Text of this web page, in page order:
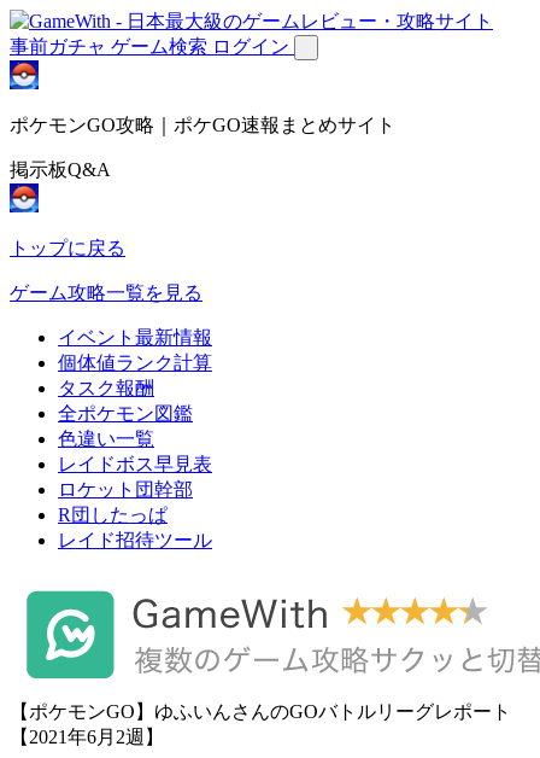
事前ガチャ ゲーム検索 ログイン
ポケモンGO攻略｜ポケGO速報まとめサイト
掲示板Q&A
トップに戻る
ゲーム攻略一覧を見る
イベント最新情報
個体値ランク計算
タスク報酬
全ポケモン図鑑
色違い一覧
レイドボス早見表
ロケット団幹部
R団したっぱ
レイド招待ツール
【ポケモンGO】ゆふいんさんのGOバトルリーグレポート
【2021年6月2週】